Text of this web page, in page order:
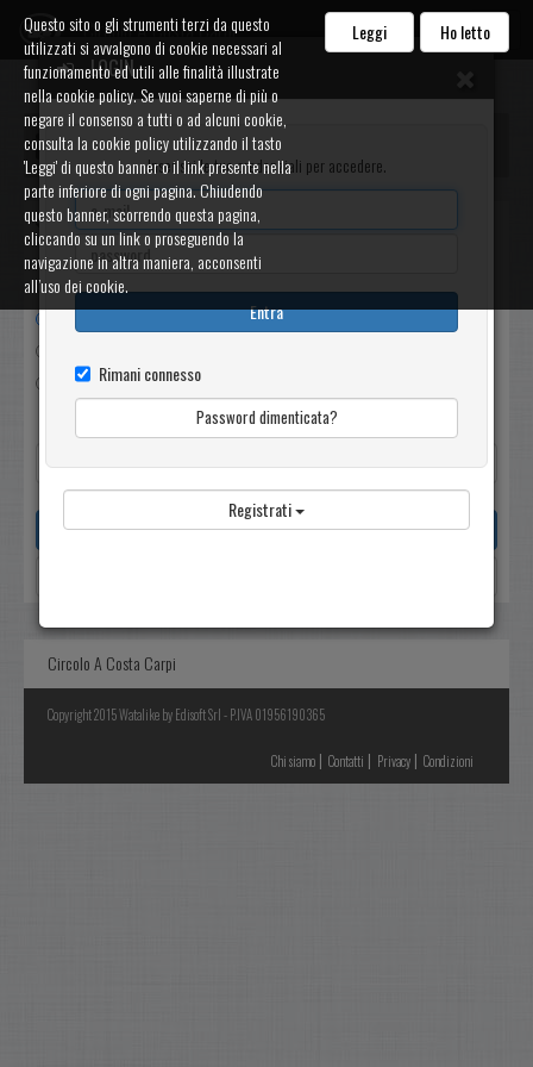
Circolo A Costa Carpi
Messaggi
Filtri
Non letti
Ricevuti
Tutti
Cerca
LOGIN
Inserisci le tue credenziali per accedere.
Entra
Rimani connesso
Password dimenticata?
Registrati
Circolo A Costa Carpi
Copyright 2015 Watalike by Edisoft Srl - P.IVA 01956190365
Chi siamo | Contatti | Privacy | Condizioni
Questo sito o gli strumenti terzi da questo
utilizzati si avvalgono di cookie necessari al
funzionamento ed utili alle finalità illustrate
nella cookie policy. Se vuoi saperne di più o
negare il consenso a tutti o ad alcuni cookie,
consulta la cookie policy utilizzando il tasto
'Leggi' di questo banner o il link presente nella
parte inferiore di ogni pagina. Chiudendo
questo banner, scorrendo questa pagina,
cliccando su un link o proseguendo la
navigazione in altra maniera, acconsenti
all’uso dei cookie.
Leggi Ho letto